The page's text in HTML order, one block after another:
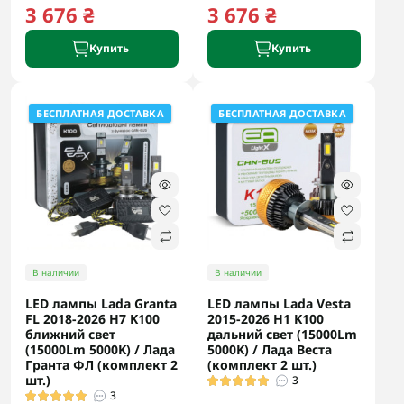
3 676 ₴
Купить
3 676 ₴
Купить
БЕСПЛАТНАЯ ДОСТАВКА
В наличии
LED лампы Lada Granta
FL 2018-2026 H7 K100
ближний свет
(15000Lm 5000K) / Лада
Гранта ФЛ (комплект 2
шт.)
3
БЕСПЛАТНАЯ ДОСТАВКА
В наличии
LED лампы Lada Vesta
2015-2026 H1 K100
дальний свет (15000Lm
5000K) / Лада Веста
(комплект 2 шт.)
3